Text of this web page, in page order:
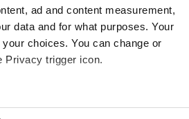
ad and content measurement,
data and for what purposes. Your
choices. You can change or
Privacy trigger icon.
within several meters